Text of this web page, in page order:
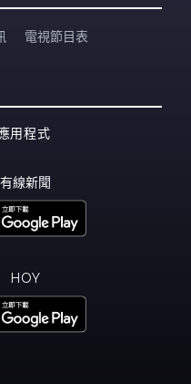
電視節目表
用程式
有線新聞
HOY